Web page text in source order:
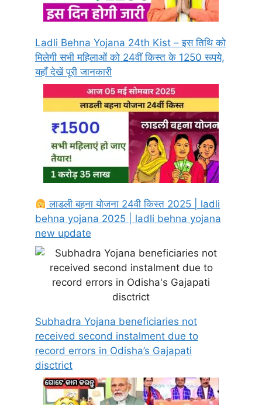
Ladli Behna Yojana 24th Kist – इस तिथि को
मिलेगी सभी महिलाओं को 24वीं किस्त के 1250 रूपये,
यहाँ देखें पूरी जानकारी
लाडली बहना योजना 24वी किस्त 2025 | ladli
behna yojana 2025 | ladli behna yojana
new update
Subhadra Yojana beneficiaries not
received second instalment due to
record errors in Odisha’s Gajapati
disctrict